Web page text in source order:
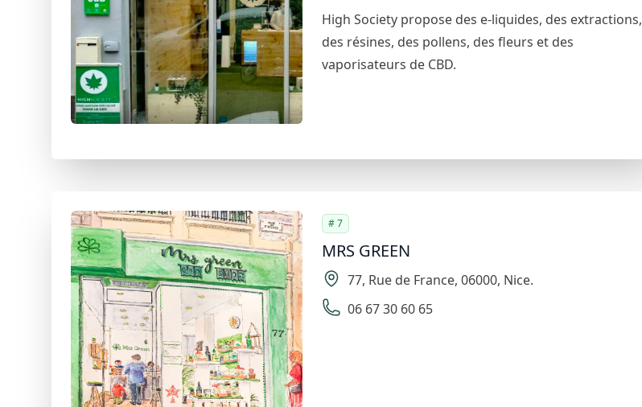
High Society propose des e-liquides, des extractions,
des résines, des pollens, des fleurs et des
vaporisateurs de CBD.
# 7
MRS GREEN
77, Rue de France, 06000, Nice.
06 67 30 60 65